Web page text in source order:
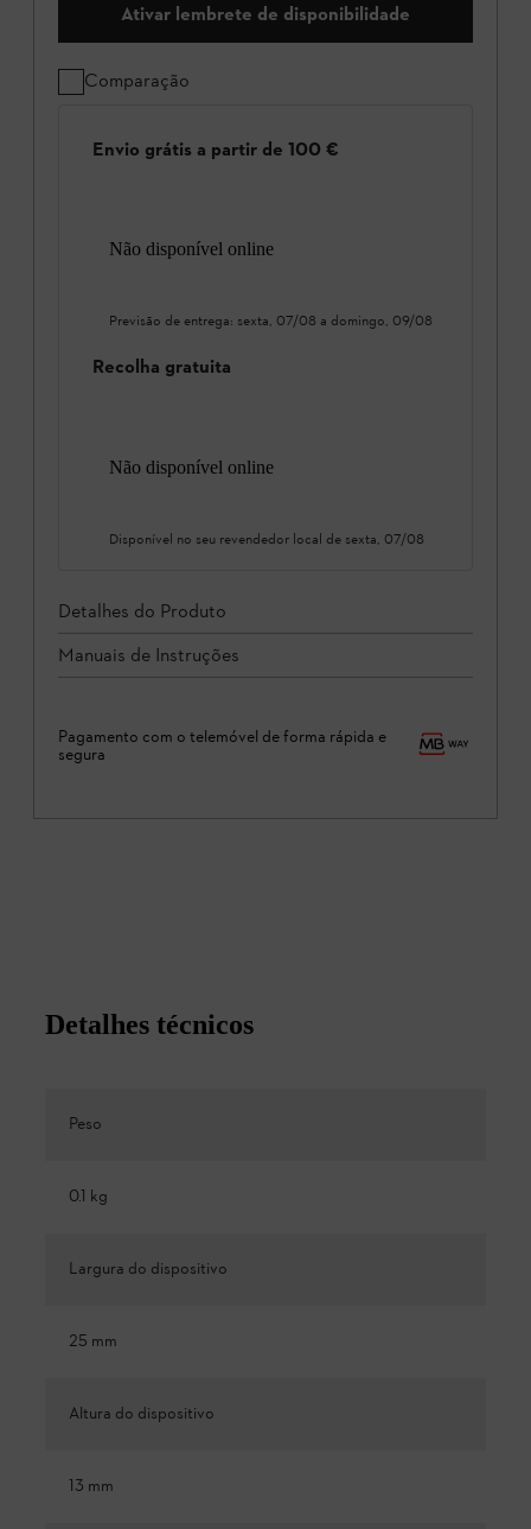
Ativar lembrete de disponibilidade
Comparação
Envio grátis a partir de 100 €
Não disponível online
Previsão de entrega: sexta, 07/08 a domingo, 09/08
Recolha gratuita
Não disponível online
Disponível no seu revendedor local de sexta, 07/08
Detalhes do Produto
Manuais de Instruções
Pagamento com o telemóvel de forma rápida e
segura
Detalhes técnicos
Peso
0.1 kg
Largura do dispositivo
25 mm
Altura do dispositivo
13 mm